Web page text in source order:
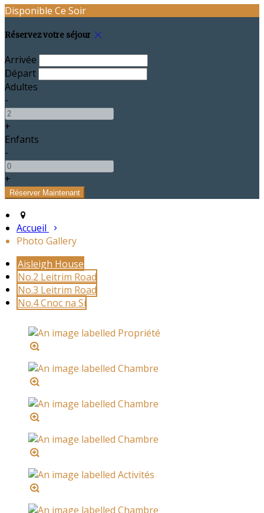
Disponible Ce Soir
Réservez votre séjour
Arrivée
Départ
Adultes
-
+
Enfants
-
+
Accueil
Photo Gallery
Aisleigh House
No.2 Leitrim Road
No.3 Leitrim Road
No.4 Cnoc na Sí